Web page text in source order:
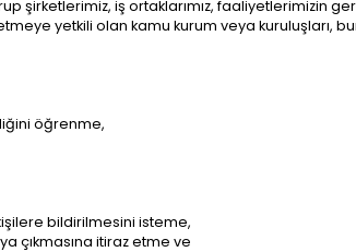
şirketlerimiz, iş ortaklarımız, faaliyetlerimizin
yetkili olan kamu kurum veya kuruluşları,
öğrenme,
bildirilmesini isteme,
çıkmasına itiraz etme ve